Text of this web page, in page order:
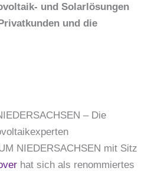
und Solarlösungen
und die
– Die
NIEDERSACHSEN mit Sitz
hat sich als renommiertes